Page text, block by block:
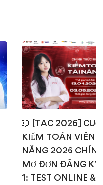
💥 [TAC 2026]
KIỂM TOÁN VIÊN
NĂNG 2026
MỞ ĐƠN ĐĂNG KÝ
1: TEST ONLINE &